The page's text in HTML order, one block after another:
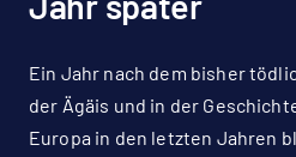
Ein Jahr nach dem bisher
der Ägäis und in der
Europa in den letzten Jahren